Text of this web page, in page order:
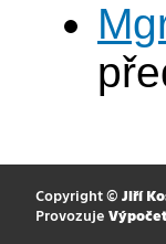
Copyright © Jiří
Provozuje